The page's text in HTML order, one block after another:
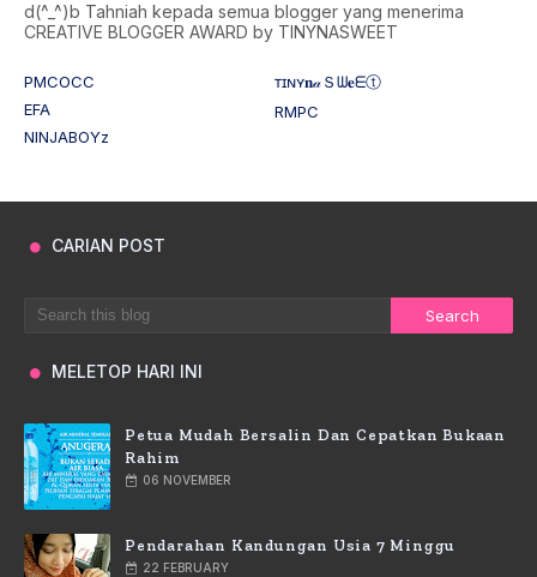
d(^_^)b Tahniah kepada semua blogger yang menerima
CREATIVE BLOGGER AWARD by TINYNASWEET
PMCOCC
ᴛɪɴʏ𝐧𝒶Ｓᗯ𝐞ᗴⓣ
EFA
RMPC
NINJABOYz
CARIAN POST
MELETOP HARI INI
Petua Mudah Bersalin Dan Cepatkan Bukaan
Rahim
06 NOVEMBER
Pendarahan Kandungan Usia 7 Minggu
22 FEBRUARY